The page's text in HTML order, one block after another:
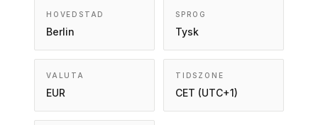
HOVEDSTAD
Berlin
SPROG
Tysk
VALUTA
EUR
TIDSZONE
CET (UTC+1)